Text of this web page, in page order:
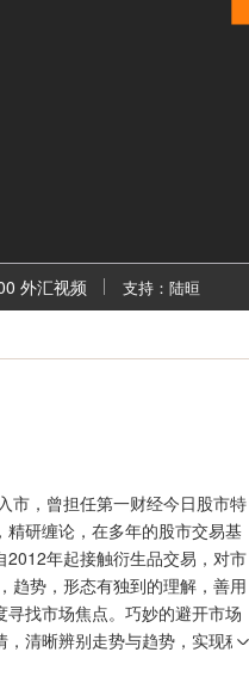
外汇视频 支持：陆晅
市，曾担任第一财经今日股市特
精研缠论，在多年的股市交易基
2012年起接触衍生品交易，对市
趋势，形态有独到的理解，善用
寻找市场焦点。巧妙的避开市场
，清晰辨别走势与趋势，实现稳